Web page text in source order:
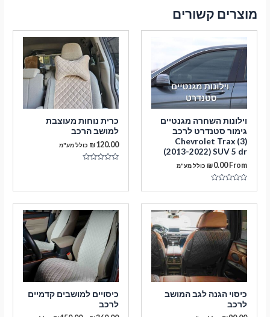
מוצרים קשורים
וילונות השחרה מגנטיים
גימור סטנדרט לרכב
Chevrolet Trax (3)
(2013-2022) SUV 5 dr
From
₪0.00 כולל מע"מ
כרית נוחות מעוצבת
למושב הרכב
₪120.00 כולל מע"מ
כיסוי הגנה לגב המושב
לרכב
כיסויים למושבים קדמיים
לרכב